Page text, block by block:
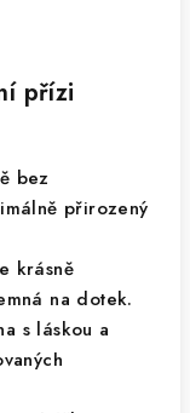
přízi
bez
přirozený
krásně
na dotek.
s láskou a